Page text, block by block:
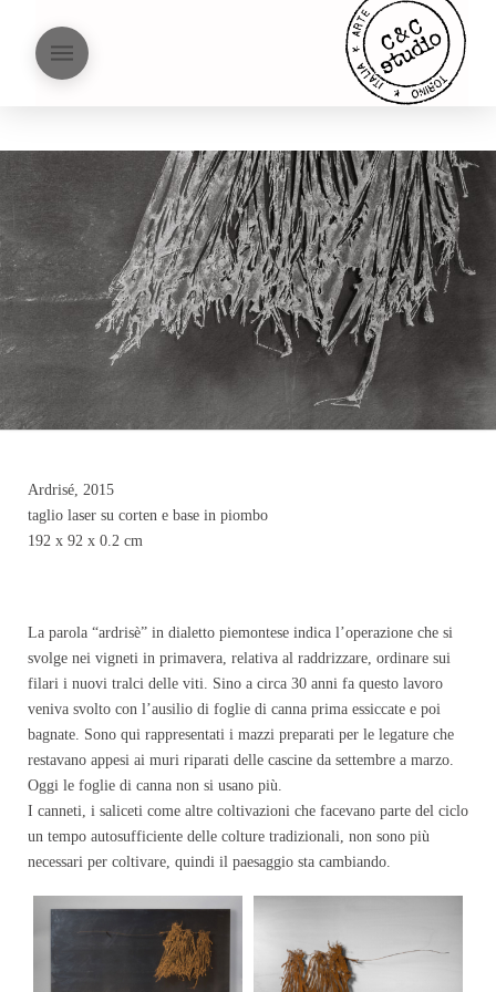
Ardrisé, 2015
taglio laser su corten e base in piombo
192 x 92 x 0.2 cm
La parola “ardrisè” in dialetto piemontese indica l’operazione che si
svolge nei vigneti in primavera, relativa al raddrizzare, ordinare sui
filari i nuovi tralci delle viti. Sino a circa 30 anni fa questo lavoro
veniva svolto con l’ausilio di foglie di canna prima essiccate e poi
bagnate. Sono qui rappresentati i mazzi preparati per le legature che
restavano appesi ai muri riparati delle cascine da settembre a marzo.
Oggi le foglie di canna non si usano più.
I canneti, i saliceti come altre coltivazioni che facevano parte del ciclo
un tempo autosufficiente delle colture tradizionali, non sono più
necessari per coltivare, quindi il paesaggio sta cambiando.